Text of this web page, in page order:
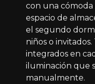
con una
espacio de
el segundo
niños o
integrados en
iluminación que
manualmente.